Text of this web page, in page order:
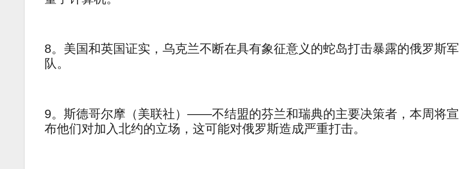
8。美国和英国证实，乌克兰不断在具有象征意义的蛇岛打击暴露的俄罗斯军
队。
9。斯德哥尔摩（美联社）——不结盟的芬兰和瑞典的主要决策者，本周将宣
布他们对加入北约的立场，这可能对俄罗斯造成严重打击。